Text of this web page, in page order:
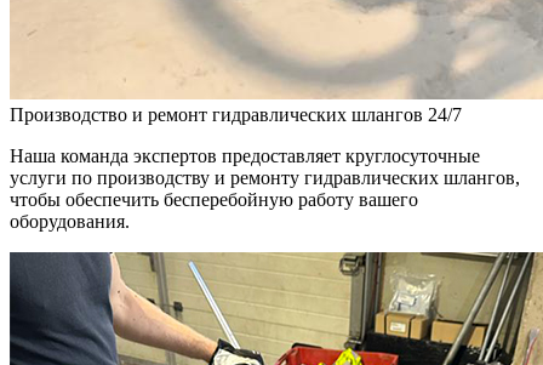
Производство и ремонт гидравлических шлангов 24/7
Наша команда экспертов предоставляет круглосуточные
услуги по производству и ремонту гидравлических шлангов,
чтобы обеспечить бесперебойную работу вашего
оборудования.